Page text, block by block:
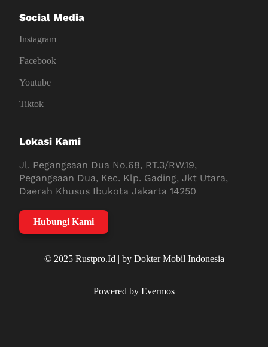
Social Media
Instagram
Facebook
Youtube
Tiktok
Lokasi Kami
Jl. Pegangsaan Dua No.68, RT.3/RW.19,
Pegangsaan Dua, Kec. Klp. Gading, Jkt Utara,
Daerah Khusus Ibukota Jakarta 14250
Hubungi Kami
© 2025 Rustpro.Id | by Dokter Mobil Indonesia
Powered by Evermos